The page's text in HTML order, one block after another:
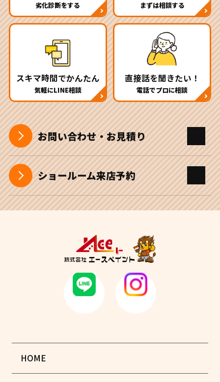
劣化診断をする まずは相談する
スキマ時間でかんたん
気軽にLINE相談
直接話を聞きたい！
電話でプロに相談
お問い合わせ・お見積り
ショールーム来店予約
HOME